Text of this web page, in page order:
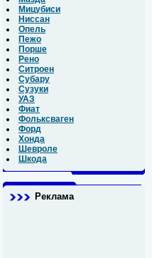
Мицубиси
Ниссан
Опель
Пежо
Порше
Рено
Ситроен
Субару
Сузуки
УАЗ
Фиат
Фольксваген
Форд
Хонда
Шевроле
Шкода
Реклама